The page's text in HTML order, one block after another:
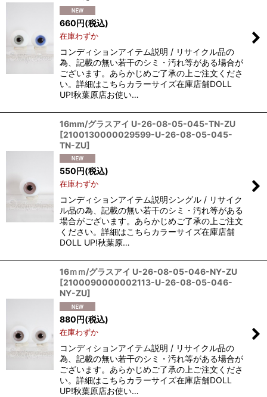
660円(税込)
在庫わずか
コンディションアイテム説明 / リサイクル品の
為、記載の無い若干のシミ・汚れ等がある場合が
ございます。あらかじめご了承の上ご注文くださ
い。詳細はこちらカラーサイズ在庫店舗DOLL
UP!秋葉原店お使い…
16mm/グラスアイ U-26-08-05-045-TN-ZU
[2100130000029599-U-26-08-05-045-
TN-ZU]
550 円(税込)
在庫わずか
コンディションアイテム説明シングル / リサイク
ル品の為、記載の無い若干のシミ・汚れ等がある
場合がございます。あらかじめご了承の上ご注文
ください。詳細はこちらカラーサイズ在庫店舗
DOLL UP!秋葉原…
16ｍｍ/グラスアイ U-26-08-05-046-NY-ZU
[2100090000002113-U-26-08-05-046-
NY-ZU]
880円(税込)
在庫わずか
コンディションアイテム説明 / リサイクル品の
為、記載の無い若干のシミ・汚れ等がある場合が
ございます。あらかじめご了承の上ご注文くださ
い。詳細はこちらカラーサイズ在庫店舗DOLL
UP!秋葉原店お使い…